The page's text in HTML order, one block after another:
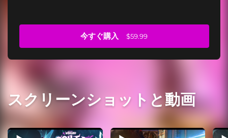
今すぐ購入 $59.99
スクリーンショットと動画